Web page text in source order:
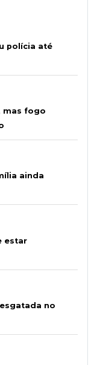
polícia até
mas fogo
ainda
estar
no